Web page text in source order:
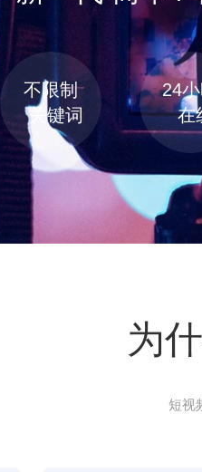
专
为
短视